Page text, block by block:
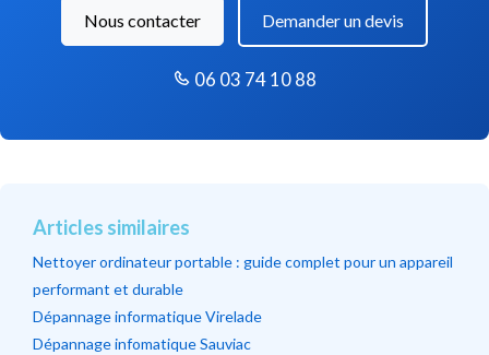
Nous contacter Demander un devis
06 03 74 10 88
Articles similaires
Nettoyer ordinateur portable : guide complet pour un appareil
performant et durable
Dépannage informatique Virelade
Dépannage infomatique Sauviac